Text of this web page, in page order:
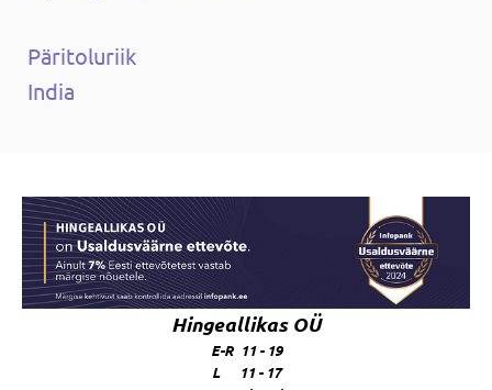
Päritoluriik
India
Hingeallikas OÜ
E-R 11 - 19
L 11 - 17